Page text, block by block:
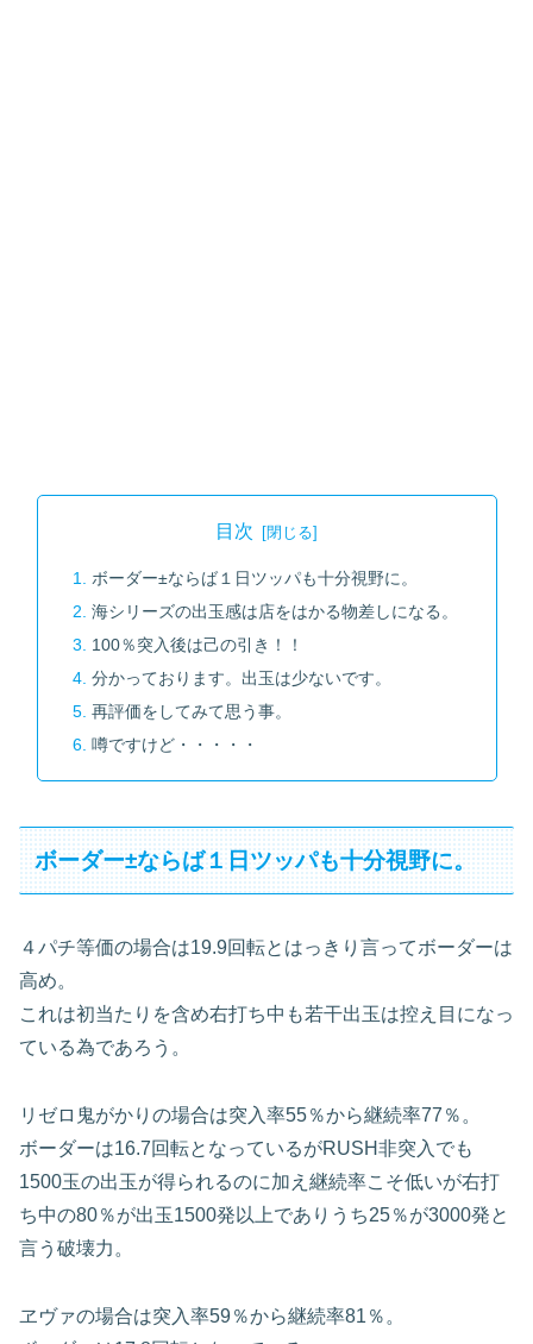
目次
ボーダー±ならば１日ツッパも十分視野に。
海シリーズの出玉感は店をはかる物差しになる。
100％突入後は己の引き！！
分かっております。出玉は少ないです。
再評価をしてみて思う事。
噂ですけど・・・・・
ボーダー±ならば１日ツッパも十分視野に。
４パチ等価の場合は19.9回転とはっきり言ってボーダーは
高め。
これは初当たりを含め右打ち中も若干出玉は控え目になっ
ている為であろう。
リゼロ鬼がかりの場合は突入率55％から継続率77％。
ボーダーは16.7回転となっているがRUSH非突入でも
1500玉の出玉が得られるのに加え継続率こそ低いが右打
ち中の80％が出玉1500発以上でありうち25％が3000発と
言う破壊力。
ヱヴァの場合は突入率59％から継続率81％。